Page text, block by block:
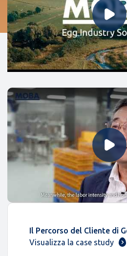
Riproduci video
Il Percorso del Cliente di
Visualizza la case study